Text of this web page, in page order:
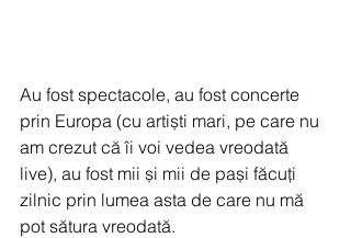
Au fost spectacole, au fost concerte
prin Europa (cu artiști mari, pe care nu
am crezut că îi voi vedea vreodată
live), au fost mii și mii de pași făcuți
zilnic prin lumea asta de care nu mă
pot sătura vreodată.